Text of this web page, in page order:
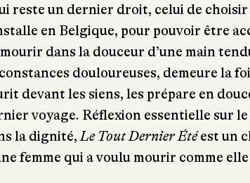
reste un dernier droit, celui de
en Belgique, pour pouvoir être
dans la douceur d’une main
douloureuses, demeure la
devant les siens, les prépare en
voyage. Réflexion essentielle sur
la dignité,Le Tout Dernier Étéest un
femme qui a voulu mourir comme